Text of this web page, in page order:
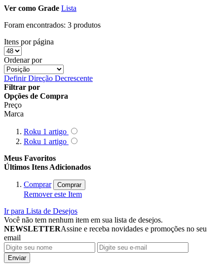
Ver como Grade Lista
Foram encontrados: 3 produtos
Itens por página
Ordenar por
Definir Direção Decrescente
Filtrar por
Opções de Compra
Preço
Marca
Roku 1 artigo
Roku 1 artigo
Meus Favoritos
Últimos Itens Adicionados
Comprar Comprar
Remover este Item
Ir para Lista de Desejos
Você não tem nenhum item em sua lista de desejos.
NEWSLETTERAssine e receba novidades e promoções no seu
email
Enviar